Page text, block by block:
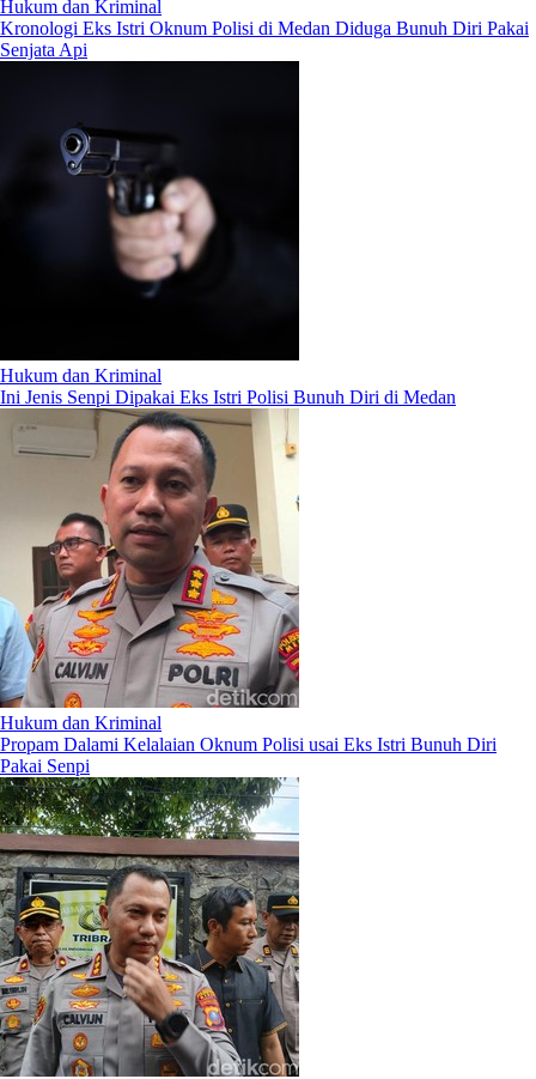
Hukum dan Kriminal
Kronologi Eks Istri Oknum Polisi di Medan Diduga Bunuh Diri Pakai
Senjata Api
Hukum dan Kriminal
Ini Jenis Senpi Dipakai Eks Istri Polisi Bunuh Diri di Medan
Hukum dan Kriminal
Propam Dalami Kelalaian Oknum Polisi usai Eks Istri Bunuh Diri
Pakai Senpi